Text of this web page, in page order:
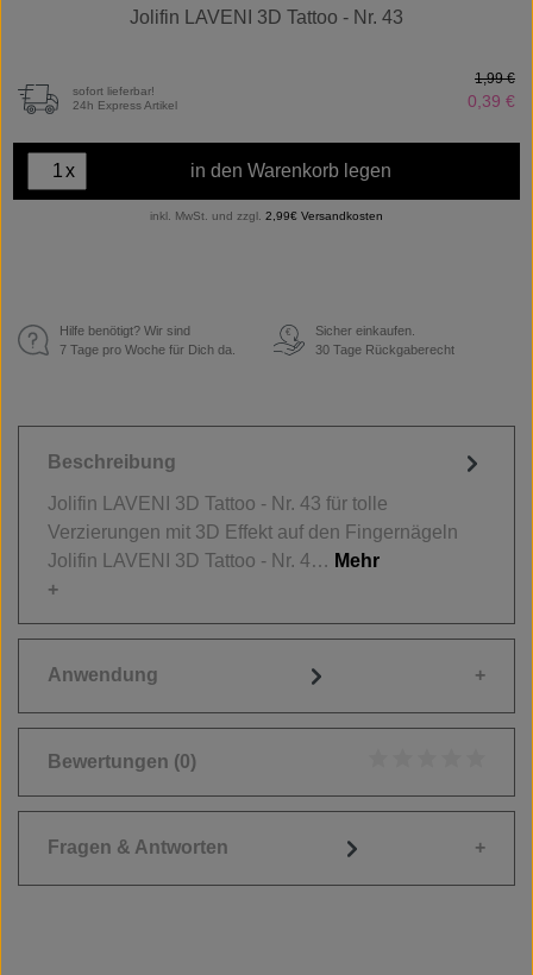
Jolifin LAVENI 3D Tattoo - Nr. 43
sofort lieferbar!
24h Express Artikel
0,39 €
1,99 €
x in den Warenkorb legen
inkl. MwSt. und zzgl. 2,99€ Versandkosten
Hilfe benötigt? Wir sind
7 Tage pro Woche für Dich da.
€
Sicher einkaufen.
30 Tage Rückgaberecht
Beschreibung
Jolifin LAVENI 3D Tattoo - Nr. 43 für tolle
Verzierungen mit 3D Effekt auf den Fingernägeln
Jolifin LAVENI 3D Tattoo - Nr. 4… Mehr
Anwendung
Bewertungen (0)
Fragen & Antworten